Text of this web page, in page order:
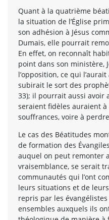
Quant à la quatrième
la situation de l’Église
son adhésion à Jésus
Dumais, elle pourrait
En effet, on reconnaît
point dans son ministère,
l’opposition, ce qui
subirait le sort des
33); il pourrait aussi avoir
seraient fidèles auraient
souffrances, voire à
Le cas des Béatitudes
de formation des
auquel on peut remonter
vraisemblance, se serait
communautés qui l’ont
leurs situations et de
repris par les
ensembles auxquels ils